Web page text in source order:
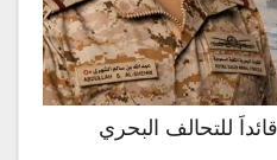
للتحالف البحري